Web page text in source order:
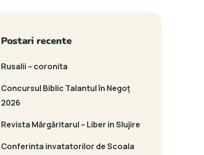
Postari recente
Rusalii – coronita
Concursul Biblic Talantul în Negoț
2026
Revista Mărgăritarul – Liber in Slujire
Conferinta invatatorilor de Scoala